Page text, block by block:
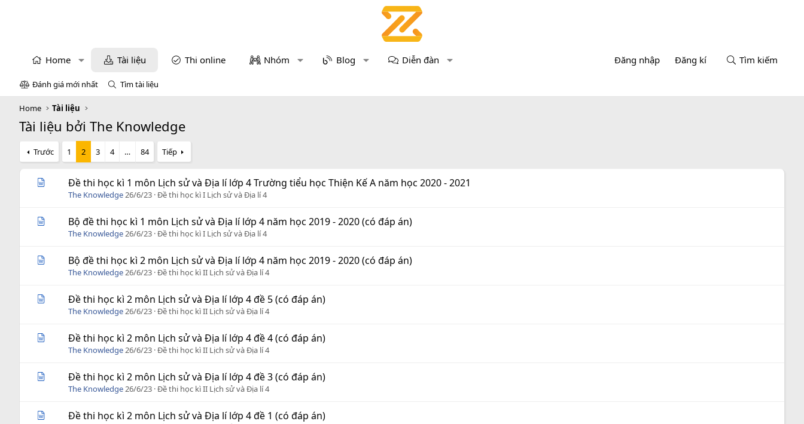
Home Tài liệu Thi online Nhóm Blog Diễn đàn Đăng nhập Đăng kí Tìm kiếm
Đánh giá mới nhất Tìm tài liệu
Home Tài liệu
Tài liệu bởi The Knowledge
Trước 1 2 3 4 … 84 Tiếp
Đề thi học kì 1 môn Lịch sử và Địa lí lớp 4 Trường tiểu học Thiện Kế A năm học 2020 - 2021
The Knowledge26/6/23 Đề thi học kì I Lịch sử và Địa lí 4
Bộ đề thi học kì 1 môn Lịch sử và Địa lí lớp 4 năm học 2019 - 2020 (có đáp án)
The Knowledge26/6/23 Đề thi học kì I Lịch sử và Địa lí 4
Bộ đề thi học kì 2 môn Lịch sử và Địa lí lớp 4 năm học 2019 - 2020 (có đáp án)
The Knowledge26/6/23 Đề thi học kì II Lịch sử và Địa lí 4
Đề thi học kì 2 môn Lịch sử và Địa lí lớp 4 đề 5 (có đáp án)
The Knowledge26/6/23 Đề thi học kì II Lịch sử và Địa lí 4
Đề thi học kì 2 môn Lịch sử và Địa lí lớp 4 đề 4 (có đáp án)
The Knowledge26/6/23 Đề thi học kì II Lịch sử và Địa lí 4
Đề thi học kì 2 môn Lịch sử và Địa lí lớp 4 đề 3 (có đáp án)
The Knowledge26/6/23 Đề thi học kì II Lịch sử và Địa lí 4
Đề thi học kì 2 môn Lịch sử và Địa lí lớp 4 đề 1 (có đáp án)